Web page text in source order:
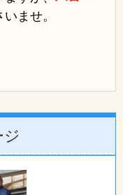
ませ。
ジ